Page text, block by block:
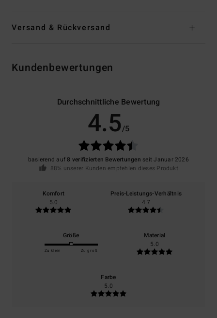
Versand & Rückversand
Kundenbewertungen
Durchschnittliche Bewertung
4.5/5
basierend auf 8 verifizierten Bewertungen seit Januar 2026
88% unserer Kunden empfehlen dieses Produkt
Komfort
5.0
Preis-Leistungs-Verhältnis
4.7
Größe
Zu klein Zu groß
Material
5.0
Farbe
5.0